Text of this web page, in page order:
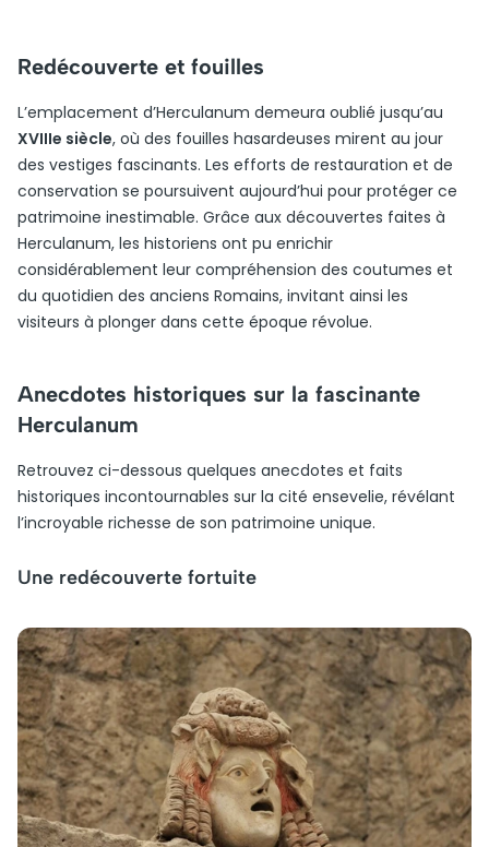
Redécouverte et fouilles
L’emplacement d’Herculanum demeura oublié jusqu’au
XVIIIe siècle, où des fouilles hasardeuses mirent au jour
des vestiges fascinants. Les efforts de restauration et de
conservation se poursuivent aujourd’hui pour protéger ce
patrimoine inestimable. Grâce aux découvertes faites à
Herculanum, les historiens ont pu enrichir
considérablement leur compréhension des coutumes et
du quotidien des anciens Romains, invitant ainsi les
visiteurs à plonger dans cette époque révolue.
Anecdotes historiques sur la fascinante
Herculanum
Retrouvez ci-dessous quelques anecdotes et faits
historiques incontournables sur la cité ensevelie, révélant
l’incroyable richesse de son patrimoine unique.
Une redécouverte fortuite